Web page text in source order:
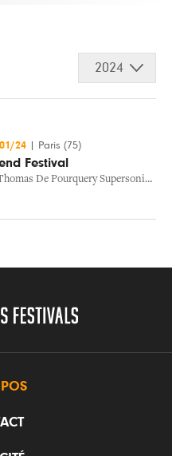
2024
24 Paris (75)
Festival
De Pourquery Supersonic ,